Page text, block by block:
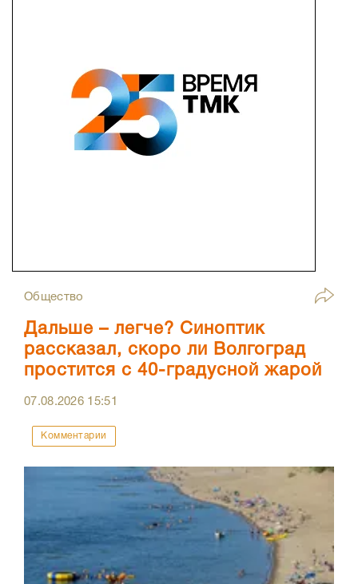
Общество
Дальше – легче? Синоптик
рассказал, скоро ли Волгоград
простится с 40-градусной жарой
07.08.2026 15:51
Комментарии